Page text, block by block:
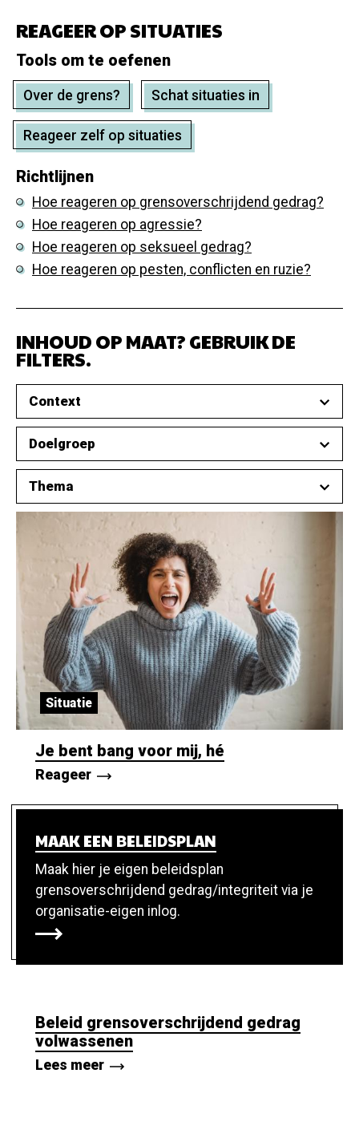
REAGEER OP SITUATIES
Tools om te oefenen
Over de grens? Schat situaties in
Reageer zelf op situaties
Richtlijnen
Hoe reageren op grensoverschrijdend gedrag?
Hoe reageren op agressie?
Hoe reageren op seksueel gedrag?
Hoe reageren op pesten, conflicten en ruzie?
INHOUD OP MAAT? GEBRUIK DE
FILTERS.
Context
Doelgroep
Thema
Situatie
Je bent bang voor mij, hé
Reageer
MAAK EEN BELEIDSPLAN
Maak hier je eigen beleidsplan
grensoverschrijdend gedrag/integriteit via je
organisatie-eigen inlog.
Beleid grensoverschrijdend gedrag
volwassenen
Lees meer